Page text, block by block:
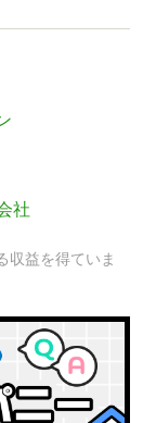
社
収益を得ていま